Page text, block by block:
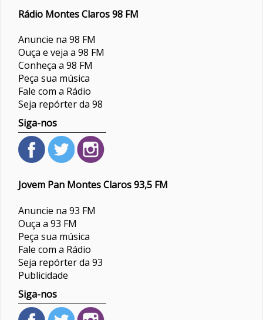
Rádio Montes Claros 98 FM
Anuncie na 98 FM
Ouça e veja a 98 FM
Conheça a 98 FM
Peça sua música
Fale com a Rádio
Seja repórter da 98
Siga-nos
Jovem Pan Montes Claros 93,5 FM
Anuncie na 93 FM
Ouça a 93 FM
Peça sua música
Fale com a Rádio
Seja repórter da 93
Publicidade
Siga-nos